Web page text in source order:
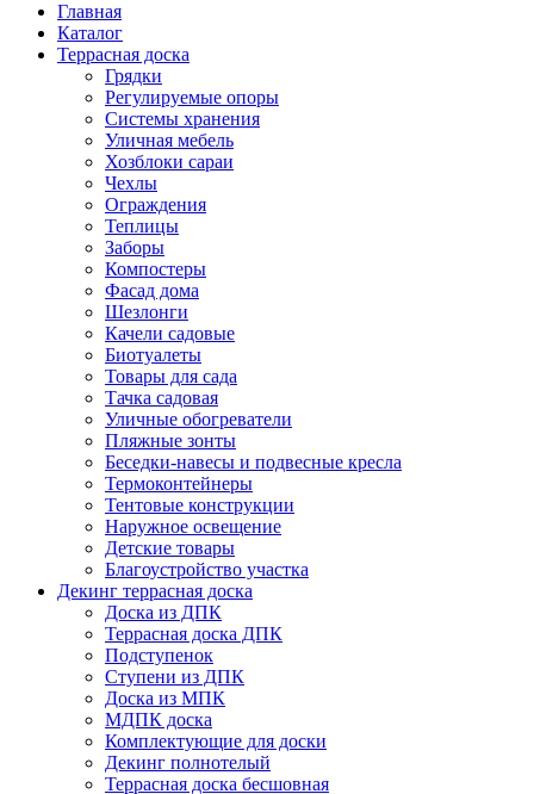
Главная
Каталог
Террасная доска
Грядки
Регулируемые опоры
Системы хранения
Уличная мебель
Хозблоки сараи
Чехлы
Ограждения
Теплицы
Заборы
Компостеры
Фасад дома
Шезлонги
Качели садовые
Биотуалеты
Товары для сада
Тачка садовая
Уличные обогреватели
Пляжные зонты
Беседки-навесы и подвесные кресла
Термоконтейнеры
Тентовые конструкции
Наружное освещение
Детские товары
Благоустройство участка
Декинг террасная доска
Доска из ДПК
Террасная доска ДПК
Подступенок
Ступени из ДПК
Доска из МПК
МДПК доска
Комплектующие для доски
Декинг полнотелый
Террасная доска бесшовная